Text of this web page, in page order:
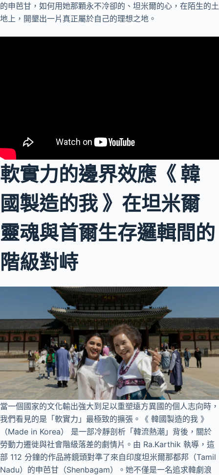
的申芭甘，如何用她那顆永不冷卻的、坦米爾的心，在陌生的土
地上，開墾出一片真正屬於自己的理想之地。
軟實力的邊界效應《 韓
國製造的我 》在坦米爾
靈魂與首爾生存邏輯間的
階級對峙
當一個國家的文化輸出強大到足以重塑遠方異國的個人志向時，
我們看見的是「軟實力」最極致的擴張。《 韓國製造的我 》
（Made in Korea） 是一部冷靜剖析「韓流熱潮」背後，關於
勞動力遷徙與社會階級落差的劇情片。由 Ra.Karthik 執導，這
部 112 分鐘的作品將鏡頭對準了來自印度坦米爾那都邦（Tamil
Nadu）的申芭甘（Shenbagam）。她不僅是一名追求韓劇浪